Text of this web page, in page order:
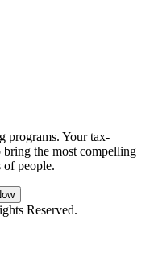
programs. Your tax-
the most compelling
people.
Reserved.